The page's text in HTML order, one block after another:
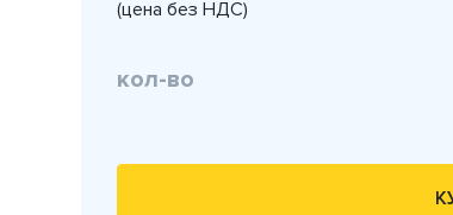
(цена без НДС)
кол-во